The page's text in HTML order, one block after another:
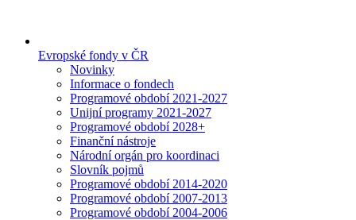
Evropské fondy v ČR
Novinky
Informace o fondech
Programové období 2021-2027
Unijní programy 2021-2027
Programové období 2028+
Finanční nástroje
Národní orgán pro koordinaci
Slovník pojmů
Programové období 2014-2020
Programové období 2007-2013
Programové období 2004-2006